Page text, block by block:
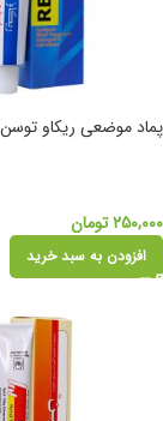
پماد موضعی ریکاو توسن دارو
۲۵۰,۰۰۰تومان
افزودن به سبد خرید